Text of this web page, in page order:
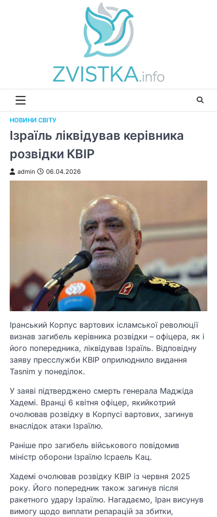
НОВИНИ СВІТУ
Ізраїль ліквідував керівника
розвідки КВІР
admin 06.04.2026
Іранський Корпус вартових ісламської революції
визнав загибель керівника розвідки – офіцера, як і
його попередника, ліквідував Ізраїль. Відповідну
заяву пресслужби КВІР оприлюднило видання
Tasnim у понеділок.
У заяві підтверджено смерть генерала Маджіда
Хадемі. Вранці 6 квітня офіцер, якийкотрий
очолював розвідку в Корпусі вартових, загинув
внаслідок атаки Ізраїлю.
Раніше про загибель військового повідомив
міністр оборони Ізраїлю Ісраель Кац.
Хадемі очолював розвідку КВІР із червня 2025
року. Його попередник також загинув після
ракетного удару Ізраїлю. Нагадаємо, Іран висунув
вимогу щодо виплати репарацій за збитки,